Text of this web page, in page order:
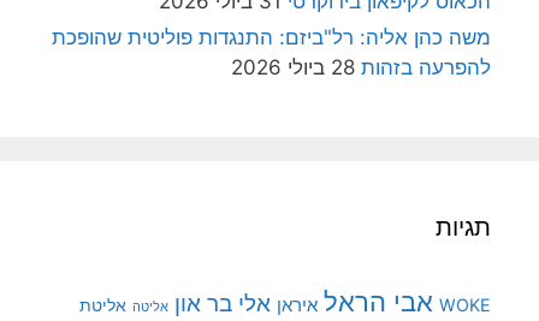
משה כהן אליה: רל"ביזם: התנגדות פוליטית שהופכת
להפרעה בזהות 28 ביולי 2026
תגיות
WOKE אבי הראל איראן אלי בר און אליטה אליטת